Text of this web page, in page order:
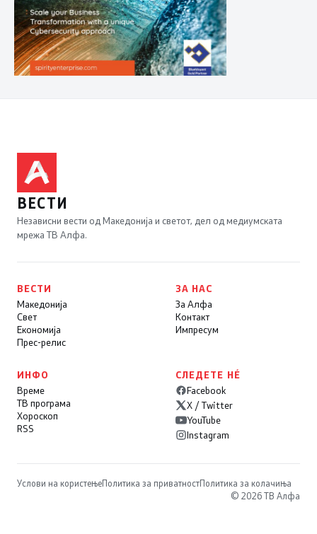
ВЕСТИ
Независни вести од Македонија и светот, дел од медиумската
мрежа ТВ Алфа.
ВЕСТИ
Македонија
Свет
Економија
Прес-релис
ЗА НАС
За Алфа
Контакт
Импресум
ИНФО
Време
ТВ програма
Хороскоп
RSS
СЛЕДЕТЕ НÉ
Facebook
X / Twitter
YouTube
Instagram
Услови на користењеПолитика за приватностПолитика за колачиња
© 2026 ТВ Алфа